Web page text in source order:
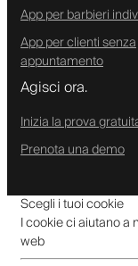
App per barbieri
App per clienti senza
appuntamento
Agisci ora.
Inizia la prova
Prenota una demo
Scegli i tuoi cookie
I cookie ci aiutano a
web